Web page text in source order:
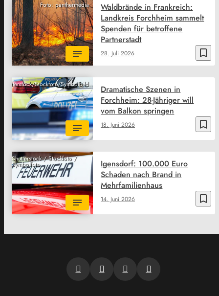
Foto: panthermedia
bookmark_border
28. Juli 2026
Waldbrände in Frankreich:
Landkreis Forchheim sammelt
Spenden für betroffene
Partnerstadt
Shutterstock/Stockfoto/Symbolbild
bookmark_border
18. Juni 2026
Dramatische Szenen in
Forchheim: 28-Jähriger will
vom Balkon springen
Shutterstock / Stockfoto /
Symbolfoto
bookmark_border
14. Juni 2026
Igensdorf: 100.000 Euro
Schaden nach Brand in
Mehrfamilienhaus